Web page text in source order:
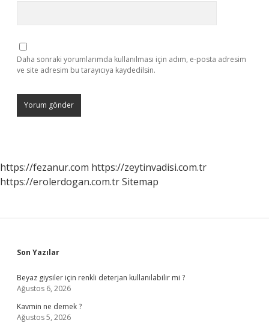
Daha sonraki yorumlarımda kullanılması için adım, e-posta adresim
ve site adresim bu tarayıcıya kaydedilsin.
https://fezanur.com https://zeytinvadisi.com.tr
https://erolerdogan.com.trSitemap
Sidebar
Son Yazılar
Beyaz giysiler için renkli deterjan kullanılabilir mi ?
Ağustos 6, 2026
Kavmin ne demek ?
Ağustos 5, 2026